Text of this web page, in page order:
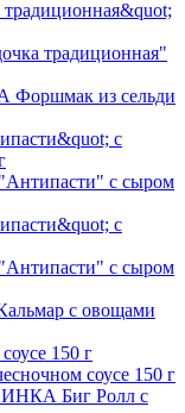
традиционная"
Форшмак из сельди
с сыром
с сыром
с овощами
соусе 150 г
Биг Ролл с